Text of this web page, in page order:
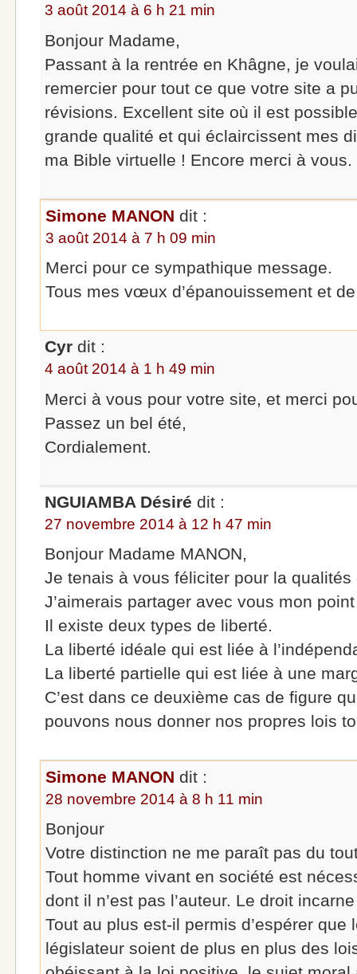
3 août 2014 à 6 h 21 min
Bonjour Madame,
Passant à la rentrée en Khâgne, je
remercier pour tout ce que votre site a
révisions. Excellent site où il est
grande qualité et qui éclaircissent mes
ma Bible virtuelle ! Encore merci à vous.
Simone MANON dit :
3 août 2014 à 7 h 09 min
Merci pour ce sympathique message.
Tous mes vœux d’épanouissement et
Cyr dit :
4 août 2014 à 1 h 49 min
Merci à vous pour votre site, et merci
Passez un bel été,
Cordialement.
NGUIAMBA Désiré dit :
27 novembre 2014 à 12 h 47 min
Bonjour Madame MANON,
Je tenais à vous féliciter pour la
J’aimerais partager avec vous mon
Il existe deux types de liberté.
La liberté idéale qui est liée à
La liberté partielle qui est liée à une
C’est dans ce deuxième cas de figure
pouvons nous donner nos propres lois
Simone MANON dit :
28 novembre 2014 à 8 h 11 min
Bonjour
Votre distinction ne me paraît pas du
Tout homme vivant en société est
dont il n’est pas l’auteur. Le droit
Tout au plus est-il permis d’espérer que
législateur soient de plus en plus des